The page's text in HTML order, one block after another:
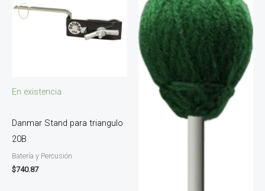
En existencia
Danmar Stand para triangulo
20B
Batería y Percusión
$740.87